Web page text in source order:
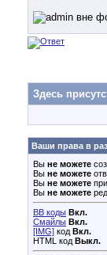
Здесь
Ваши права в
Вы не можете
Вы не можете
Вы не можете
Вы не можете
BB коды Вкл.
Смайлы Вкл.
[IMG] код Вкл.
HTML код Выкл.